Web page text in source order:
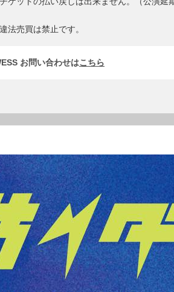
法売買は禁⽌です。
お問い合わせはこちら